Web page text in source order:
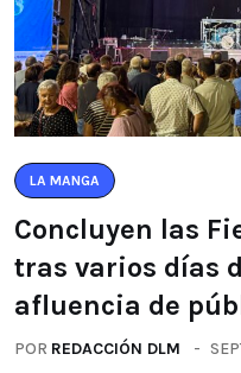
LA MANGA
Concluyen las
tras varios días
afluencia de
POR REDACCIÓN DLM